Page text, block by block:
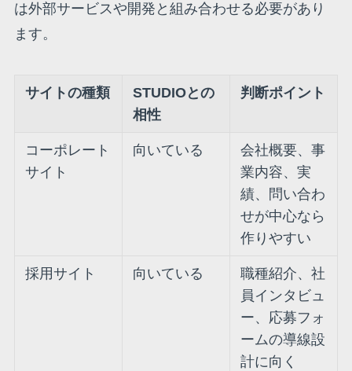
は外部サービスや開発と組み合わせる必要があり
ます。
サイトの種類
STUDIOとの
相性
判断ポイント
コーポレート
サイト
向いている
会社概要、事
業内容、実
績、問い合わ
せが中心なら
作りやすい
採用サイト 向いている
職種紹介、社
員インタビュ
ー、応募フォ
ームの導線設
計に向く